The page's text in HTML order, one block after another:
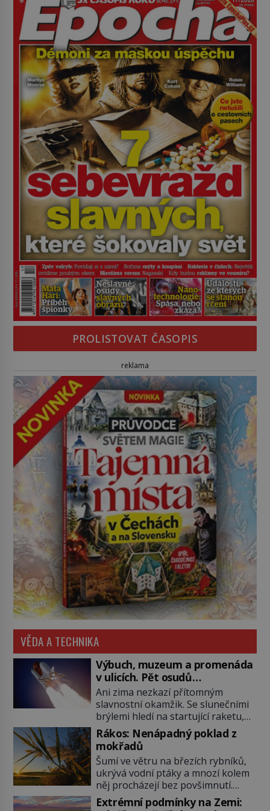
PROLISTOVAT ČASOPIS
reklama
VĚDA A TECHNIKA
Výbuch, muzeum a promenáda
v ulicích. Pět osudů
nejslavnějších raketoplánů
Ani zima nezkazí přítomným
slavnostní okamžik. Se slunečními
brýlemi hledí na startující raketu,
která má do vesmíru vynést kromě
posádky také obyčejnou učitelku.
Po několika sekundách všem
ztuhnou úsměvy, stroj totiž
exploduje. Jejich konstrukce není
z levného kraje, daňové poplatníky
stojí miliardy dolarů. Na druhou
Rákos: Nenápadný poklad z
mokřadů
Šumí ve větru na březích rybníků,
ukrývá vodní ptáky a mnozí kolem
něj procházejí bez povšimnutí.
Přesto právě rákos pomáhal stavět
Extrémní podmínky na Zemi: